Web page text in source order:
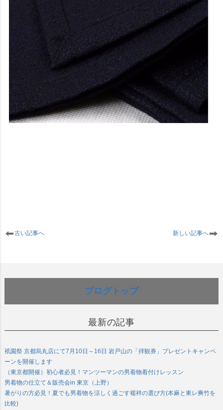
古い記事へ 新しい記事へ
ブログトップ
最新の記事
祇園祭 京都烏丸店にて7月10日～16日 岩戸山の「拝観券」プレゼントキャンペ
ーンを開催します
（東京都開催）初心者必見！マンツーマンの男着物着付けレッスン
男着物の仕立て＆販売会in 東京（上野）
暑がりの方必見！夏でも男着物を涼しく過ごす襦袢の選び方(本麻と東レ爽竹を
比較)